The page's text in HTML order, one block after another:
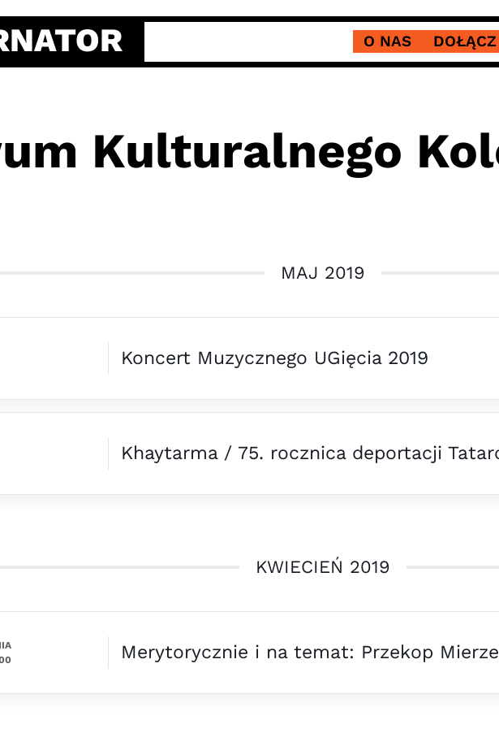
O NAS DOŁĄCZ
Kulturalnego
MAJ 2019
Koncert Muzycznego UGięcia 2019
Khaytarma / 75. rocznica deportacji
KWIECIEŃ 2019
Merytorycznie i na temat: Przekop